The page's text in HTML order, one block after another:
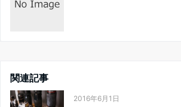
関連記事
2016年6月1日